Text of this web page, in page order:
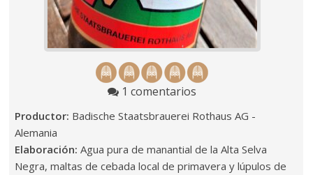
1 comentarios
Productor: Badische Staatsbrauerei Rothaus AG -
Alemania
Elaboración: Agua pura de manantial de la Alta Selva
Negra, maltas de cebada local de primavera y lúpulos de